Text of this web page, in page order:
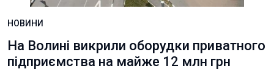
НОВИНИ
На Волині викрили оборудки приватного
підприємства на майже 12 млн грн